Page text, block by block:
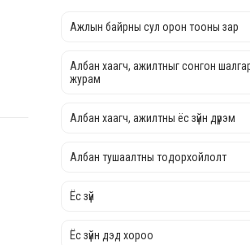
Ажлын байрны сул орон тооны зар
Албан хаагч, ажилтныг сонгон
журам
Албан хаагч, ажилтны ёс зүйн дүрэм
Албан тушаалтны тодорхойлолт
Ёс зүй
Ёс зүйн дэд хороо